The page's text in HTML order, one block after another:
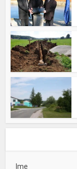
Ime